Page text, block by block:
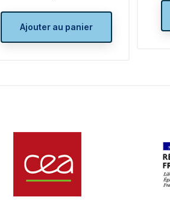
Ajouter au panier